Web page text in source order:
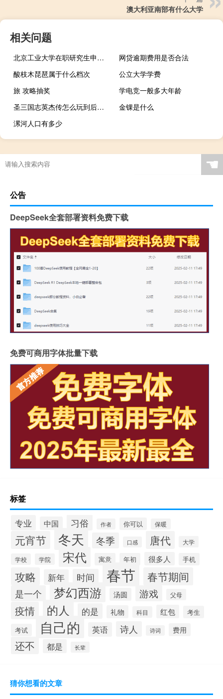
澳大利亚南部有什么大学
相关问题
北京工业大学在职研究生申硕后获得什么学历
网贷逾期费用是否合法
酸枝木琵琶属于什么档次
公立大学学费
旅 攻略抽奖
学电竞一般多大年龄
圣三国志英杰传怎么玩到后面就不行了 新三国志英杰传修改器
金锞是什么
漯河人口有多少
☚
公告
DeepSeek全套部署资料免费下载
免费可商用字体批量下载
标签
专业 中国 习俗 作者 你可以 保暖
元宵节 冬天 冬季 口感 唐代 大学
学校 学院 宋代 寓意 年初 很多人 手机
攻略 新年 时间 春节 春节期间
是一个 梦幻西游 汤圆 游戏 父母
疫情 的人 的是 礼物 科目 红包
考生
考试
自己的 英语 诗人 诗词 费用
还不 都是 长辈
猜你想看的文章